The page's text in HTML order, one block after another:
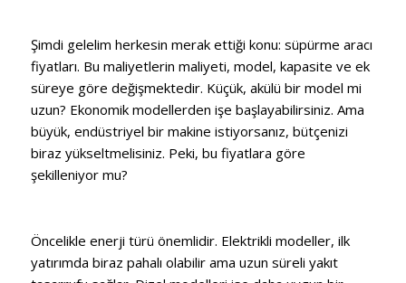
Şimdi gelelim herkesin merak ettiği konu: süpürme aracı
fiyatları. Bu maliyetlerin maliyeti, model, kapasite ve ek
süreye göre değişmektedir. Küçük, akülü bir model mi
uzun? Ekonomik modellerden işe başlayabilirsiniz. Ama
büyük, endüstriyel bir makine istiyorsanız, bütçenizi
biraz yükseltmelisiniz. Peki, bu fiyatlara göre
şekilleniyor mu?
Öncelikle enerji türü önemlidir. Elektrikli modeller, ilk
yatırımda biraz pahalı olabilir ama uzun süreli yakıt